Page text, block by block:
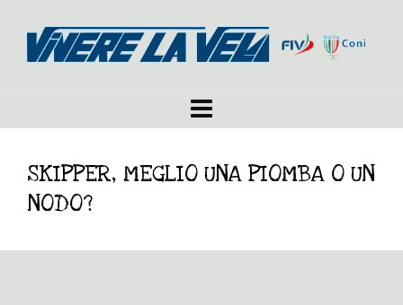
SKIPPER, MEGLIO UNA PIOMBA O UN
NODO?